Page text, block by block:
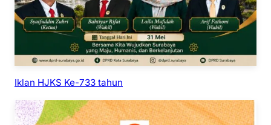
Iklan HJKS Ke-733 tahun